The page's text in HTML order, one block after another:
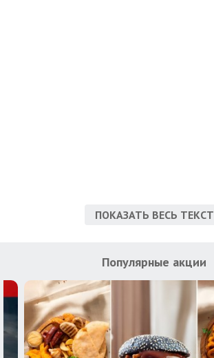
ПОКАЗАТЬ ВЕСЬ ТЕКСТ
Популярные акции